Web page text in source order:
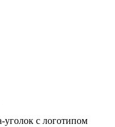
уголок с логотипом